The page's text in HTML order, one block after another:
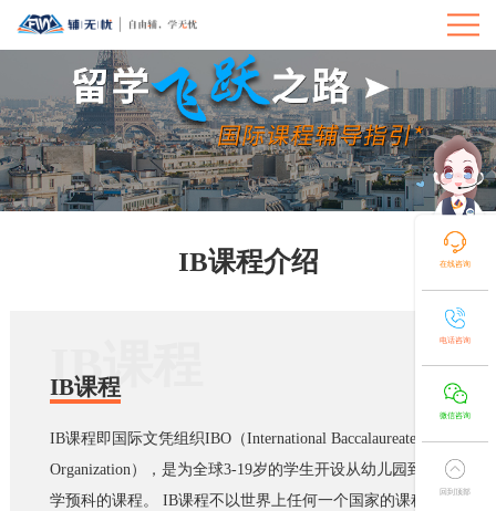
IB课程介绍
IB课程
IB课程
IB课程即国际文凭组织IBO（International Baccalaureate
Organization），是为全球3-19岁的学生开设从幼儿园到大
学预科的课程。 IB课程不以世界上任何一个国家的课程体
在线咨询
电话咨询
微信咨询
回到顶部